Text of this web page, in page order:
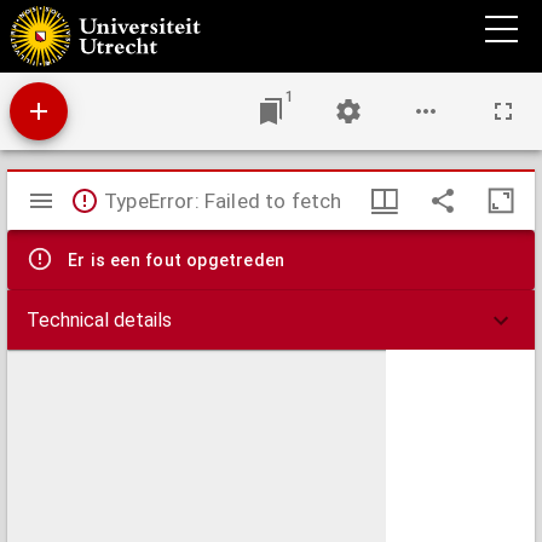
De hut bij de Hoofdkerk
1
Mirador
viewer
TypeError: Failed to fetch
Er is een fout opgetreden
Technical details